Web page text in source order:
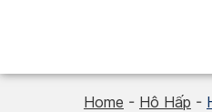
Home - Hô Hấp -